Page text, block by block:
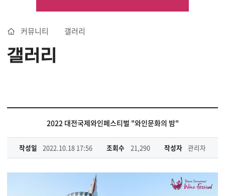
커뮤니티 갤러리
갤러리
2022 대전국제와인페스티벌 "와인문화의 밤"
작성일 2022.10.18 17:56 조회수 21,290 작성자 관리자